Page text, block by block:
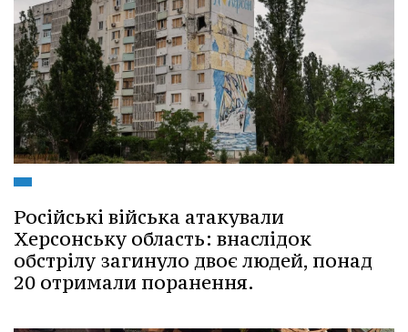
Російські війська атакували
Херсонську область: внаслідок
обстрілу загинуло двоє людей, понад
20 отримали поранення.